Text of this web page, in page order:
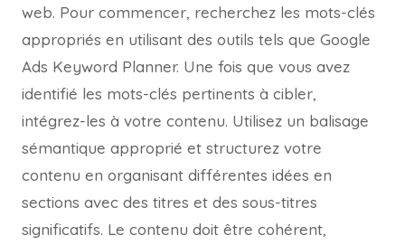
web. Pour commencer, recherchez les mots-clés
appropriés en utilisant des outils tels que Google
Ads Keyword Planner. Une fois que vous avez
identifié les mots-clés pertinents à cibler,
intégrez-les à votre contenu. Utilisez un balisage
sémantique approprié et structurez votre
contenu en organisant différentes idées en
sections avec des titres et des sous-titres
significatifs. Le contenu doit être cohérent,